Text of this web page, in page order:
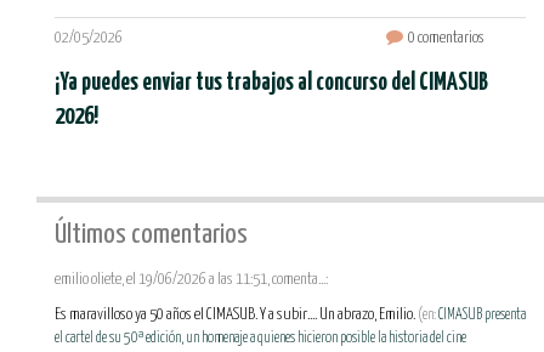
02/05/2026 0 comentarios
¡Ya puedes enviar tus trabajos al concurso del CIMASUB
2026!
Últimos comentarios
emilio oliete, el 19/06/2026 a las 11:51, comenta...:
Es maravilloso ya 50 años el CIMASUB. Y a subir.... Un abrazo, Emilio. (en:CIMASUB presenta
el cartel de su 50ª edición, un homenaje a quienes hicieron posible la historia del cine